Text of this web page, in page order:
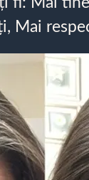
Mai